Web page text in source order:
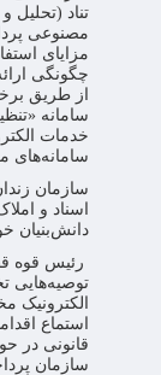
تناد
مصنوعی
مزایای
چگونگی
از طریق
سامانه
خدمات
سامانه‌های
سازمان
اسناد و
دانش‌بنیان
رئیس قوه
توصیه‌هایی
الکترونیک
استماع
قانونی در
سازمان